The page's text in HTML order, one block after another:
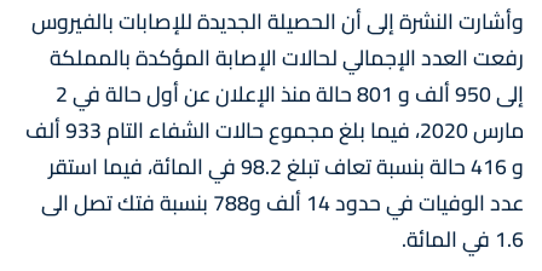
وأشارت النشرة إلى أن الحصيلة الجديدة للإصابات بالفيروس
رفعت العدد الإجمالي لحالات الإصابة المؤكدة بالمملكة
إلى 950 ألف و 801 حالة منذ الإعلان عن أول حالة في 2
مارس 2020، فيما بلغ مجموع حالات الشفاء التام 933 ألف
و 416 حالة بنسبة تعاف تبلغ 98.2 في المائة، فيما استقر
عدد الوفيات في حدود 14 ألف و788 بنسبة فتك تصل الى
1.6 في المائة.